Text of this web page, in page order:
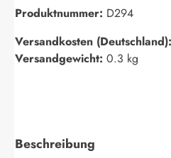
Produktnummer: D294
Versandkosten (Deutschland):
Versandgewicht: 0.3 kg
Beschreibung